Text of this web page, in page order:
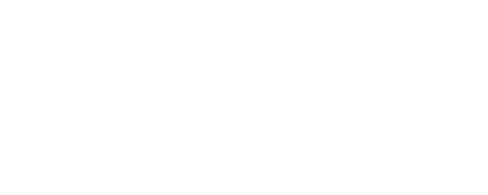
schon umgesetzt,
können
oder
können sie als